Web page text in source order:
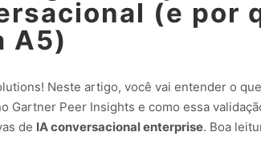
(e por
A5)
Neste artigo, você vai entender o
Gartner Peer Insights e como essa
de IA conversacional enterprise. Boa